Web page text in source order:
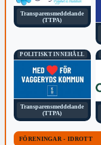
Transparensmeddelande
(TTPA)
POLITISKT INNEHÅLL
Transparensmeddelande
(TTPA)
FÖRENINGAR - IDROTT